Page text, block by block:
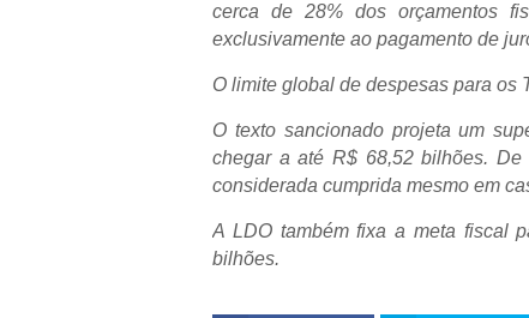
cerca de 28% dos orçamentos
exclusivamente ao pagamento de
O limite global de despesas para os
O texto sancionado projeta um
chegar a até R$ 68,52 bilhões.
considerada cumprida mesmo em
A LDO também fixa a meta fiscal
bilhões.